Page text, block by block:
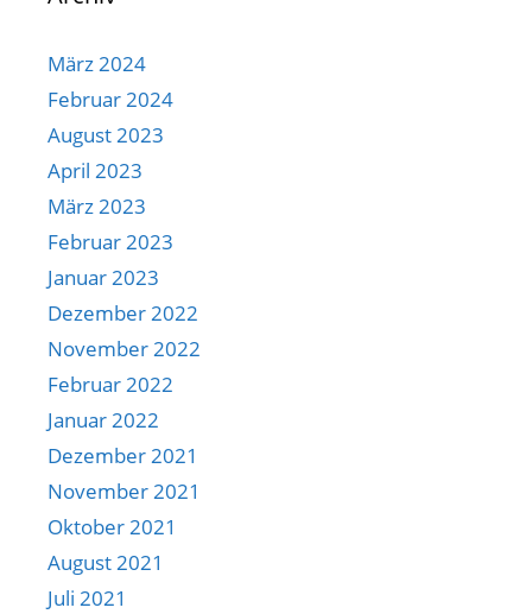
März 2024
Februar 2024
August 2023
April 2023
März 2023
Februar 2023
Januar 2023
Dezember 2022
November 2022
Februar 2022
Januar 2022
Dezember 2021
November 2021
Oktober 2021
August 2021
Juli 2021